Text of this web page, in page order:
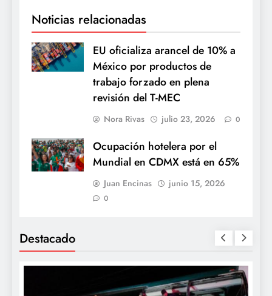
Noticias relacionadas
EU oficializa arancel de 10% a
México por productos de
trabajo forzado en plena
revisión del T-MEC
Nora Rivas julio 23, 2026 0
Ocupación hotelera por el
Mundial en CDMX está en 65%
Juan Encinas junio 15, 2026
0
Destacado